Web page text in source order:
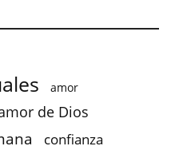
amor
de Dios
confianza